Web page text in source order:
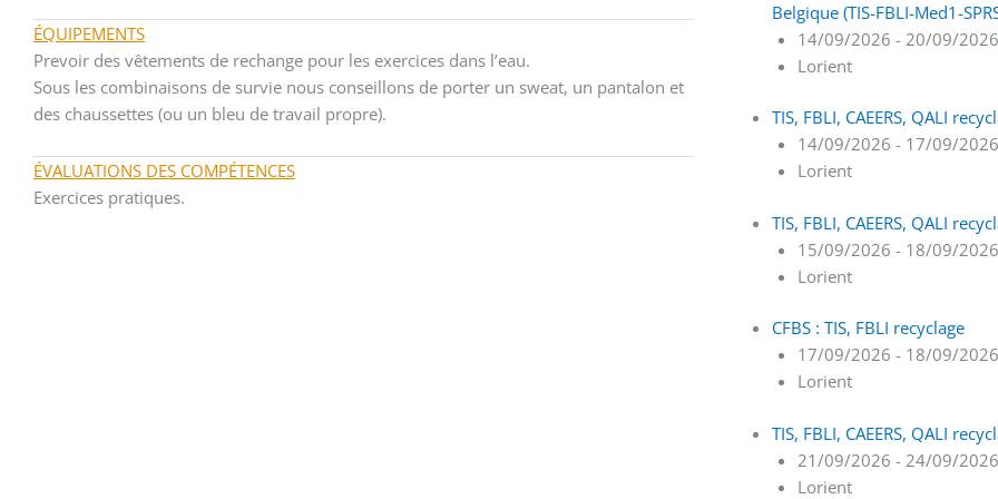
ÉQUIPEMENTS
Prevoir des vêtements de rechange pour les exercices dans l’eau.
Sous les combinaisons de survie nous conseillons de porter un sweat, un pantalon et
des chaussettes (ou un bleu de travail propre).
ÉVALUATIONS DES COMPÉTENCES
Exercices pratiques.
Belgique (TIS-FBLI-Med1-
14/09/2026 - 20/09/2026
Lorient
TIS, FBLI, CAEERS, QALI
14/09/2026 - 17/09/2026
Lorient
TIS, FBLI, CAEERS, QALI
15/09/2026 - 18/09/2026
Lorient
CFBS : TIS, FBLI recyclage
17/09/2026 - 18/09/2026
Lorient
TIS, FBLI, CAEERS, QALI
21/09/2026 - 24/09/2026
Lorient